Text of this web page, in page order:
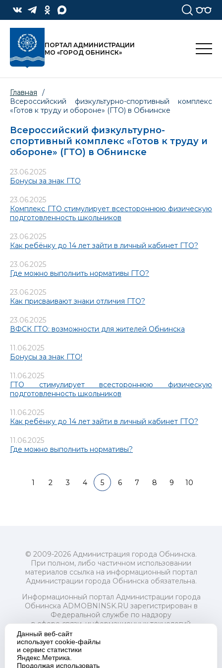
ПОРТАЛ АДМИНИСТРАЦИИ
МО «ГОРОД ОБНИНСК»
Главная
/
Всероссийский физкультурно-спортивный комплекс
«Готов к труду и обороне» (ГТО) в Обнинске
Всероссийский физкультурно-
спортивный комплекс «Готов к труду и
обороне» (ГТО) в Обнинске
23.06.2025
Бонусы за знак ГТО
23.06.2025
Комплекс ГТО стимулирует всестороннюю физическую
подготовленность школьников
23.06.2025
Как ребёнку до 14 лет зайти в личный кабинет ГТО?
23.06.2025
Где можно выполнить нормативы ГТО?
23.06.2025
Как присваивают знаки отличия ГТО?
23.06.2025
ВФСК ГТО: возможности для жителей Обнинска
11.06.2025
Бонусы за знак ГТО!
11.06.2025
ГТО стимулирует всестороннюю физическую
подготовленность школьников
11.06.2025
Как ребёнку до 14 лет зайти в личный кабинет ГТО?
11.06.2025
Где можно выполнить нормативы?
1 2 3 4 5 6 7 8 9 10
© 2009-2026 Администрация города Обнинска.
При полном, либо частичном использовании
материалов ссылка на информационный портал
Администрации города Обнинска обязательна.
Информационный портал Администрации города
Обнинска ADMOBNINSK.RU зарегистрирован в
Федеральной службе по надзору
в сфере связи, информационных технологий
и массовых коммуникаций (Роскомнадзор) 24 июля
2018 года.
Свидетельство о регистрации Эл № ФС77-73321
Данный веб-сайт
использует cookie-файлы
и сервис статистики
Яндекс.Метрика.
Продолжая использовать